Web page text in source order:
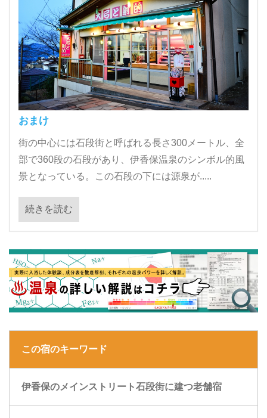
おまけ
街の中心には石段街と呼ばれる長さ300メートル、全
部で360段の石段があり、伊香保温泉のシンボル的風
景となっている。この石段の下には源泉が.....
続きを読む
この宿のキーワード
伊香保のメインストリート石段街に建つ老舗宿